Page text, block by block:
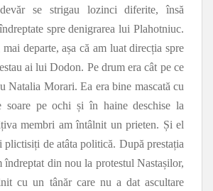
se strigau lozinci diferite, însă
spre denigrarea lui Plahotniuc.
departe, așa că am luat direcția spre
ai lui Dodon. Pe drum era cât pe ce
Natalia Morari. Ea era bine mascată cu
soare pe ochi și în haine deschise la
membri am întâlnit un prieten. Și el
plictisiți de atâta politică. După prestația
îndreptat din nou la protestul Nastașilor,
cu un tânăr care nu a dat ascultare